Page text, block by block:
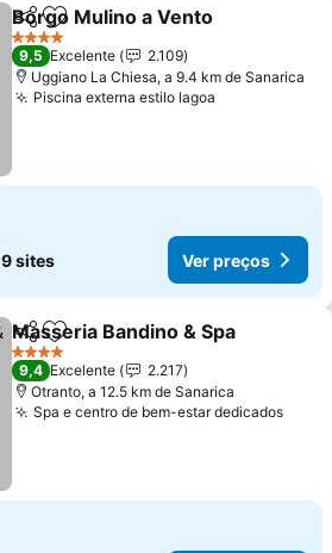
PartilharAdicionar aos favoritos
Borgo Mulino a Vento
4 Estrelas
9,5 Excelente
2.109
Uggiano La Chiesa, a 9.4 km de Sanarica
Piscina externa estilo lagoa
9 sites Ver preços
PartilharAdicionar aos favoritos
Masseria Bandino & Spa
4 Estrelas
9,4 Excelente
2.217
Otranto, a 12.5 km de Sanarica
Spa e centro de bem-estar dedicadosVer